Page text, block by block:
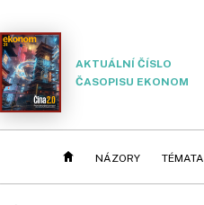
AKTUÁLNÍ ČÍSLO
ČASOPISU EKONOM
NÁZORY TÉMATA